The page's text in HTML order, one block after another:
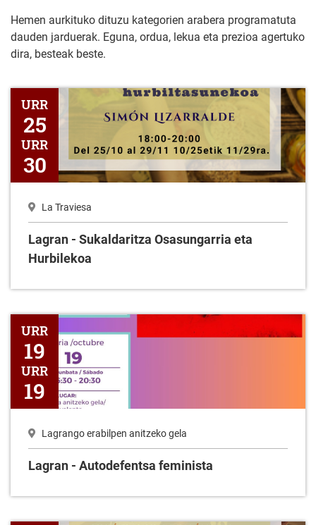
Hemen aurkituko dituzu kategorien arabera programatuta
dauden jarduerak. Eguna, ordua, lekua eta prezioa agertuko
dira, besteak beste.
Lagran - Sukaldaritza Osasungarria eta Hurbilekoa
URR
25
URR
30
La Traviesa
Lagran - Sukaldaritza Osasungarria eta
Hurbilekoa
Lagran - Autodefentsa feminista
URR
19
URR
19
Lagrango erabilpen anitzeko gela
Lagran - Autodefentsa feminista